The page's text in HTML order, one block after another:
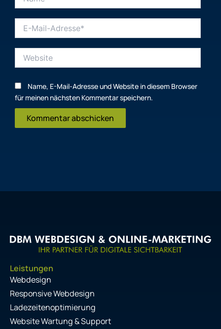
Mail-
Name, E-Mail-Adresse und Website in diesem Browser
für meinen nächsten Kommentar speichern.
Leistungen
Webdesign
Responsive Webdesign
Ladezeitenoptimierung
Website Wartung & Support